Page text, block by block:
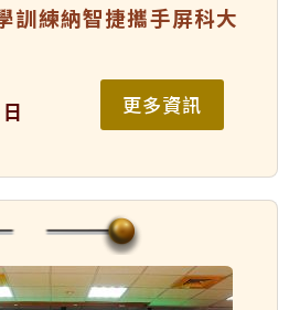
訓練納智捷攜手屏科大
更多資訊